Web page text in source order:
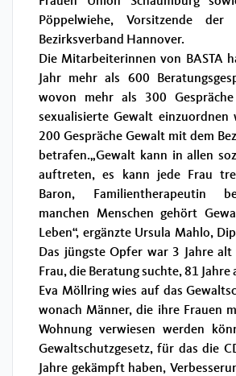
Pöppelwiehe, Vorsitzende der
Bezirksverband Hannover.
Die Mitarbeiterinnen von BASTA
Jahr mehr als 600
wovon mehr als 300
sexualisierte Gewalt
200 Gespräche Gewalt mit dem
betrafen.„Gewalt kann in allen
auftreten, es kann jede Frau
Baron, Familientherapeutin
manchen Menschen gehört
Leben“, ergänzte Ursula Mahlo,
Das jüngste Opfer war 3 Jahre
Frau, die Beratung suchte, 81 Jahre
Eva Möllring wies auf das
wonach Männer, die ihre Frauen
Wohnung verwiesen werden
Gewaltschutzgesetz, für das die
Jahre gekämpft haben,